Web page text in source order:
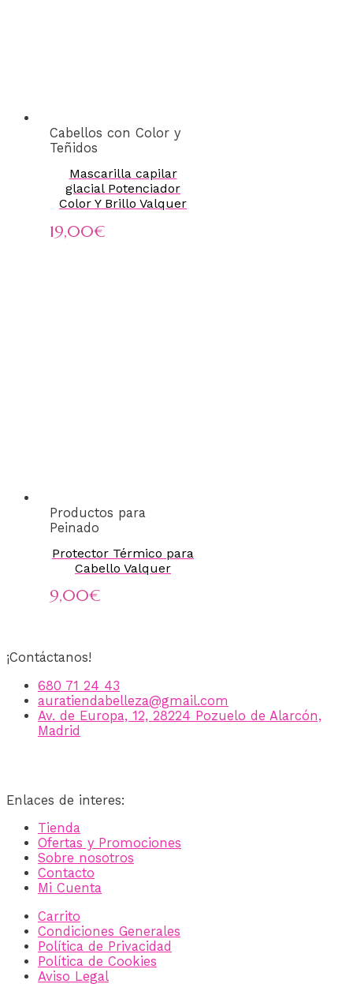
Cabellos con Color y
Teñidos
Mascarilla capilar
glacial Potenciador
Color Y Brillo Valquer
19,00€
Productos para
Peinado
Protector Térmico para
Cabello Valquer
9,00€
¡Contáctanos!
680 71 24 43
auratiendabelleza@gmail.com
Av. de Europa, 12, 28224 Pozuelo de Alarcón,
Madrid
Enlaces de interes:
Tienda
Ofertas y Promociones
Sobre nosotros
Contacto
Mi Cuenta
Carrito
Condiciones Generales
Política de Privacidad
Política de Cookies
Aviso Legal